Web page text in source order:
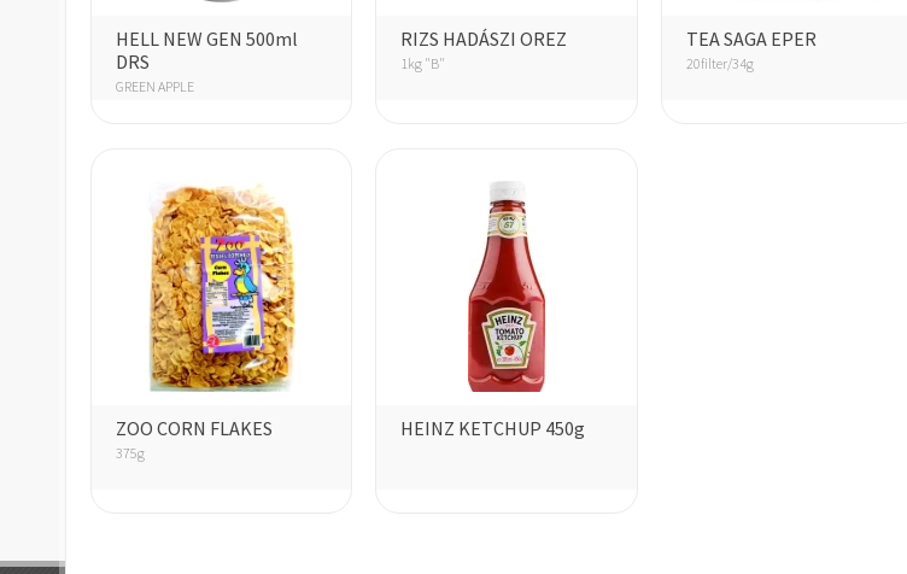
HELL NEW GEN 500ml
DRS
GREEN APPLE
RIZS HADÁSZI OREZ
1kg "B"
TEA SAGA EPER
20filter/34g
ZOO CORN FLAKES
375g
HEINZ KETCHUP 450g